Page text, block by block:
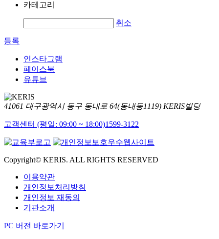
카테고리
취소
등록
인스타그램
페이스북
유튜브
41061 대구광역시 동구 동내로 64(동내동1119) KERIS빌딩
고객센터 (평일: 09:00 ~ 18:00)1599-3122
Copyright© KERIS. ALL RIGHTS RESERVED
이용약관
개인정보처리방침
개인정보 재동의
기관소개
PC 버전 바로가기